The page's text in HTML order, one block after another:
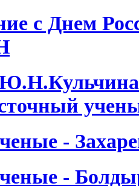
с Днем
-
-